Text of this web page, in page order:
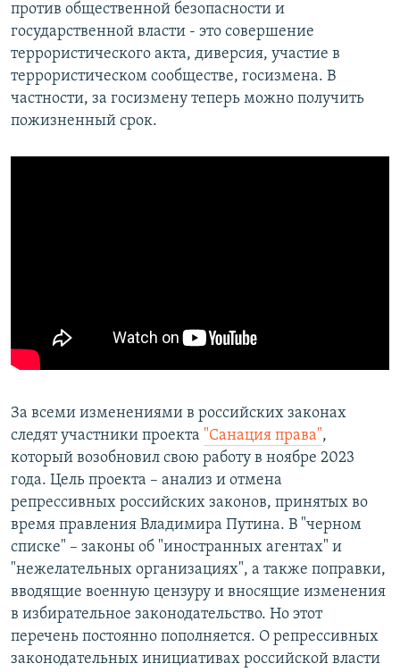
против общественной безопасности и
государственной власти - это совершение
террористического акта, диверсия, участие в
террористическом сообществе, госизмена. В
частности, за госизмену теперь можно получить
пожизненный срок.
За всеми изменениями в российских законах
следят участники проекта "Санация права",
который возобновил свою работу в ноябре 2023
года. Цель проекта – анализ и отмена
репрессивных российских законов, принятых во
время правления Владимира Путина. В "черном
списке" – законы об "иностранных агентах" и
"нежелательных организациях", а также поправки,
вводящие военную цензуру и вносящие изменения
в избирательное законодательство. Но этот
перечень постоянно пополняется. О репрессивных
законодательных инициативах российской власти